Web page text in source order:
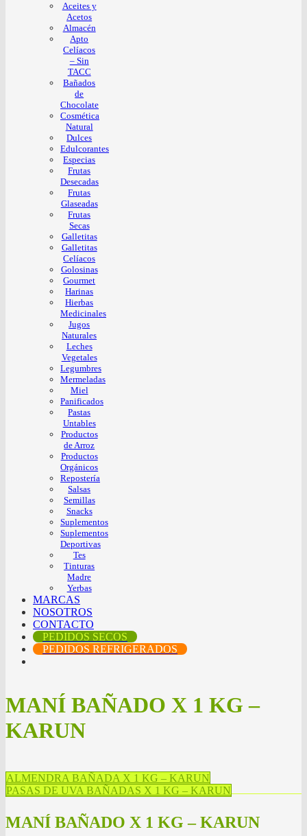
Aceites y
Acetos
Almacén
Apto
Celíacos
– Sin
TACC
Bañados
de
Chocolate
Cosmética
Natural
Dulces
Edulcorantes
Especias
Frutas
Desecadas
Frutas
Glaseadas
Frutas
Secas
Galletitas
Galletitas
Celíacos
Golosinas
Gourmet
Harinas
Hierbas
Medicinales
Jugos
Naturales
Leches
Vegetales
Legumbres
Mermeladas
Miel
Panificados
Pastas
Untables
Productos
de Arroz
Productos
Orgánicos
Repostería
Salsas
Semillas
Snacks
Suplementos
Suplementos
Deportivas
Tes
Tinturas
Madre
Yerbas
MARCAS
NOSOTROS
CONTACTO
PEDIDOS SECOS
PEDIDOS REFRIGERADOS
MANÍ BAÑADO X 1 KG –
KARUN
ALMENDRA BAÑADA X 1 KG – KARUN
PASAS DE UVA BAÑADAS X 1 KG – KARUN
MANÍ BAÑADO X 1 KG – KARUN